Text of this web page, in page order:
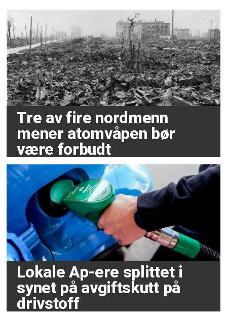
Tre av fire nordmenn
mener atomvåpen bør
være forbudt
Lokale Ap-ere splittet i
synet på avgiftskutt på
drivstoff